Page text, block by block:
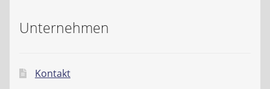
Unternehmen
Kontakt